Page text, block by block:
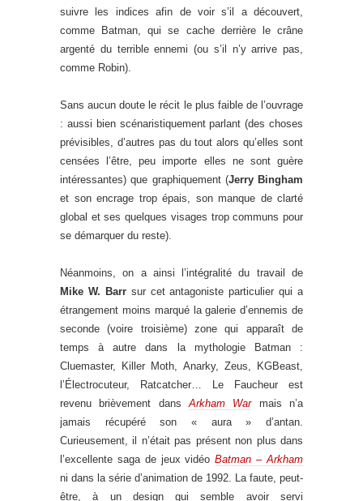
suivre les indices afin de voir s’il a découvert,
comme Batman, qui se cache derrière le crâne
argenté du terrible ennemi (ou s’il n’y arrive pas,
comme Robin).
Sans aucun doute le récit le plus faible de l’ouvrage
: aussi bien scénaristiquement parlant (des choses
prévisibles, d’autres pas du tout alors qu’elles sont
censées l’être, peu importe elles ne sont guère
intéressantes) que graphiquement (Jerry Bingham
et son encrage trop épais, son manque de clarté
global et ses quelques visages trop communs pour
se démarquer du reste).
Néanmoins, on a ainsi l’intégralité du travail de
Mike W. Barrsur cet antagoniste particulier qui a
étrangement moins marqué la galerie d’ennemis de
seconde (voire troisième) zone qui apparaît de
temps à autre dans la mythologie Batman :
Cluemaster, Killer Moth, Anarky, Zeus, KGBeast,
l’Électrocuteur, Ratcatcher… Le Faucheur est
revenu brièvement dans Arkham Warmais n’a
jamais récupéré son « aura » d’antan.
Curieusement, il n’était pas présent non plus dans
l’excellente saga de jeux vidéoBatman – Arkham
ni dans la série d’animation de 1992. La faute, peut-
être, à un design qui semble avoir servi